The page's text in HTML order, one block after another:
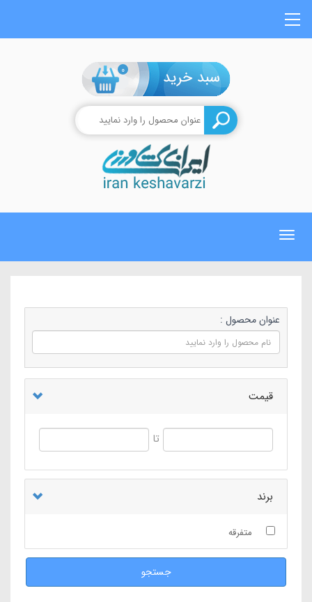
0
Toggle
عنوان محصول :
قیمت
تا
برند
متفرقه
جستجو